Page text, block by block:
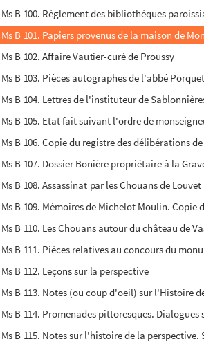
Ms B 100. Règlement des bibliothèques
Ms B 101. Papiers provenus de la maison de
Ms B 102. Affaire Vautier-curé de Proussy
Ms B 103. Pièces autographes de l'abbé
Ms B 104. Lettres de l'instituteur de
Ms B 105. Etat fait suivant l'ordre de
Ms B 106. Copie du registre des délibérations
Ms B 107. Dossier Bonière propriétaire à la
Ms B 108. Assassinat par les Chouans de
Ms B 109. Mémoires de Michelot Moulin.
Ms B 110. Les Chouans autour du château de
Ms B 111. Pièces relatives au concours du
Ms B 112. Leçons sur la perspective
Ms B 113. Notes (ou coup d'oeil) sur l'Histoire
Ms B 114. Promenades pittoresques.
Ms B 115. Notes sur l'histoire de la